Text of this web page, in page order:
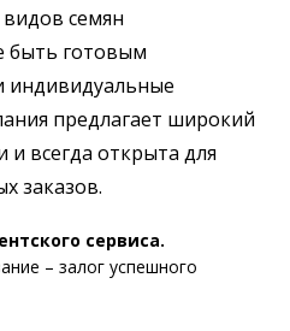
семян
быть готовым
индивидуальные
предлагает широкий
всегда открыта для
заказов.
сервиса.
– залог успешного